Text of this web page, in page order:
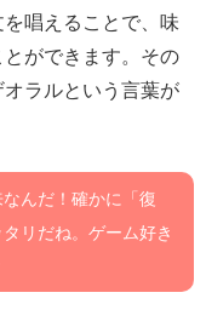
唱えることで、味
ができます。その
ラルという言葉が
んだ！確かに「復
リだね。ゲーム好き